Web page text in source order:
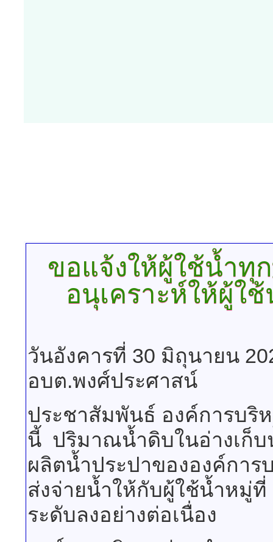
ขอแจ้งให้ผู้ใช้น้ำทุ
อนุเคราะห์ให้ผู้ใ
วันอังคารที่ 30 มิถุนายน
อบต.พงศ์ประศาสน์
ประชาสัมพันธ์ องค์การบริ
นี้ ปริมาณน้ำดิบในอ่างเก็
ผลิตน้ำประปาขององค์การ
ส่งจ่ายน้ำให้กับผู้ใช้น้ำหมู่
ระดับลงอย่างต่อเนื่อง